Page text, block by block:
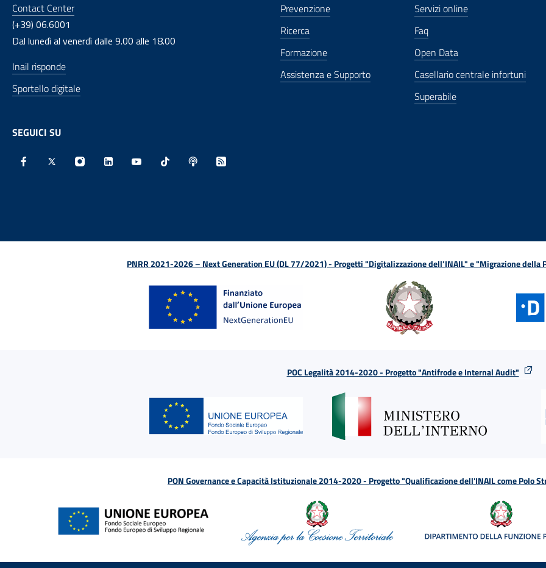
Contact Center
(+39) 06.6001
Dal lunedì al venerdì dalle 9.00 alle 18.00
Inail risponde
Sportello digitale
SEGUICI SU
Prevenzione
Ricerca
Formazione
Assistenza e Supporto
Servizi online
Faq
Open Data
Casellario centrale infortuni
Superabile
PNRR 2021-2026 – Next Generation EU (DL 77/2021) - Progetti "Digitalizzazione dell’INAIL" e "Migrazione della
POC Legalità 2014-2020 - Progetto "Antifrode e Internal Audit"
PON Governance e Capacità Istituzionale 2014-2020 - Progetto "Qualificazione dell'INAIL come Polo